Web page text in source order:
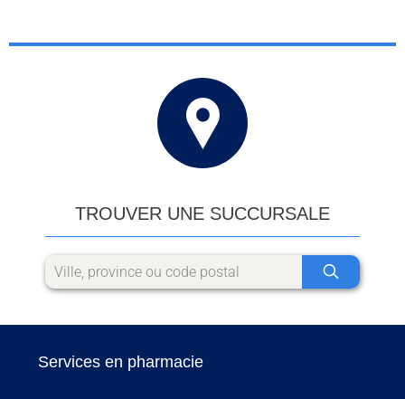
TROUVER UNE SUCCURSALE
Services en pharmacie